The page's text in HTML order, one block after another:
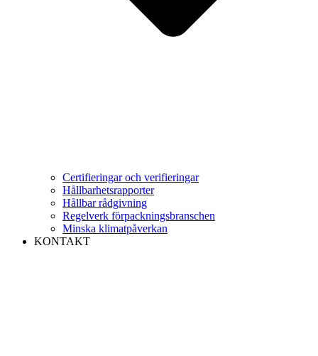
Certifieringar och verifieringar
Hållbarhetsrapporter
Hållbar rådgivning
Regelverk förpackningsbranschen
Minska klimatpåverkan
KONTAKT